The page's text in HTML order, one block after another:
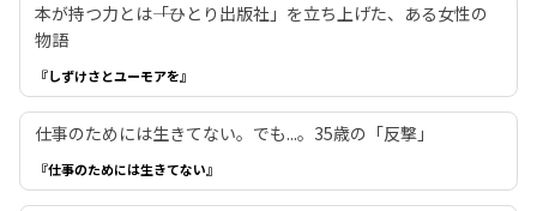
本が持つ力とは――「ひとり出版社」を立ち上げた、ある女性の
物語
『しずけさとユーモアを』
仕事のためには生きてない。でも...。35歳の「反撃」
『仕事のためには生きてない』